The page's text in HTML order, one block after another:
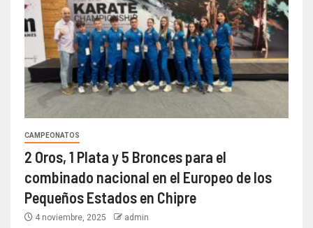
CAMPEONATOS
2 Oros, 1 Plata y 5 Bronces para el
combinado nacional en el Europeo de los
Pequeños Estados en Chipre
4 noviembre, 2025 admin